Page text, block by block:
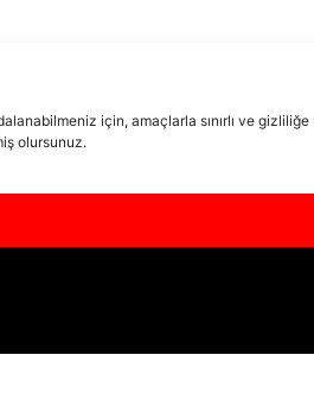
için, amaçlarla sınırlı ve
olursunuz.